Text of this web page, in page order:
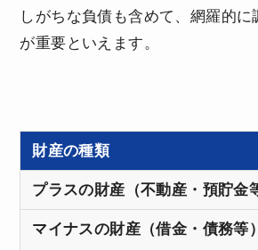
しがちな負債も含めて、網羅的に
が重要といえます。
財産の種類
プラスの財産（不動産・預貯金
マイナスの財産（借金・債務等）